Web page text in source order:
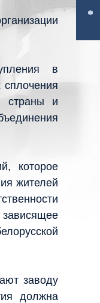
в
сплочения
страны и
которое
жителей
зависящее
заводу
должна